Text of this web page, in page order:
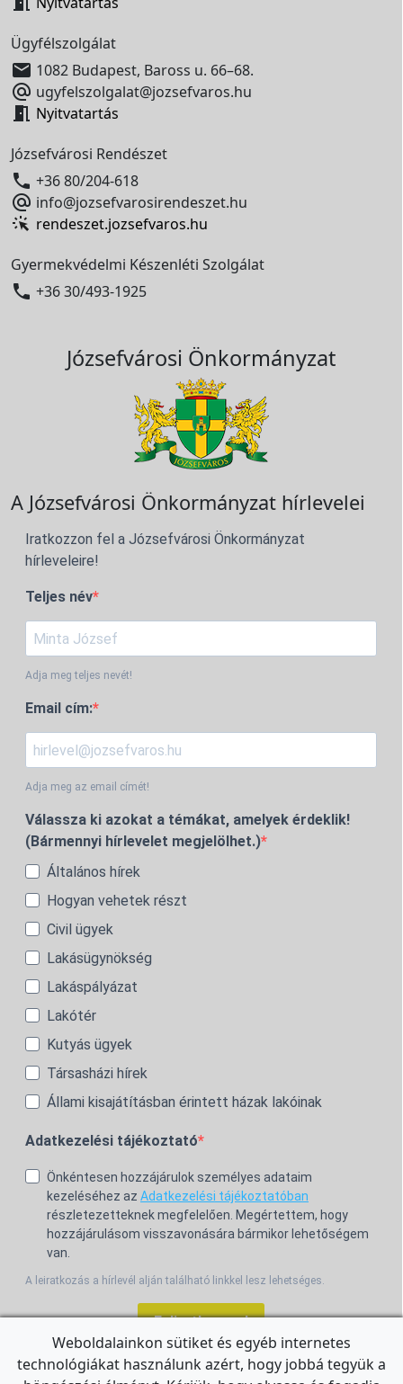
Ügyfélszolgálat
 1082 Budapest, Baross u. 66–68.
 ugyfelszolgalat@jozsefvaros.hu
 Nyitvatartás
Józsefvárosi Rendészet
 +36 80/204-618
 info@jozsefvarosirendeszet.hu
rendeszet.jozsefvaros.hu
Gyermekvédelmi Készenléti Szolgálat
 +36 30/493-1925
Józsefvárosi Önkormányzat
A Józsefvárosi Önkormányzat hírlevelei
Iratkozzon fel a Józsefvárosi Önkormányzat
hírleveleire!
Teljes név
Adja meg teljes nevét!
Email cím:
Adja meg az email címét!
Válassza ki azokat a témákat, amelyek érdeklik!
(Bármennyi hírlevelet megjelölhet.)
Általános hírek
Hogyan vehetek részt
Civil ügyek
Lakásügynökség
Lakáspályázat
Lakótér
Kutyás ügyek
Társasházi hírek
Állami kisajátításban érintett házak lakóinak
Adatkezelési tájékoztató
Önkéntesen hozzájárulok személyes adataim
kezeléséhez az Adatkezelési tájékoztatóban
részletezetteknek megfelelően. Megértettem, hogy
hozzájárulásom visszavonására bármikor lehetőségem
van.
A leiratkozás a hírlevél alján található linkkel lesz lehetséges.
Feliratkozom!
Weboldalainkon sütiket és egyéb internetes
technológiákat használunk azért, hogy jobbá tegyük a